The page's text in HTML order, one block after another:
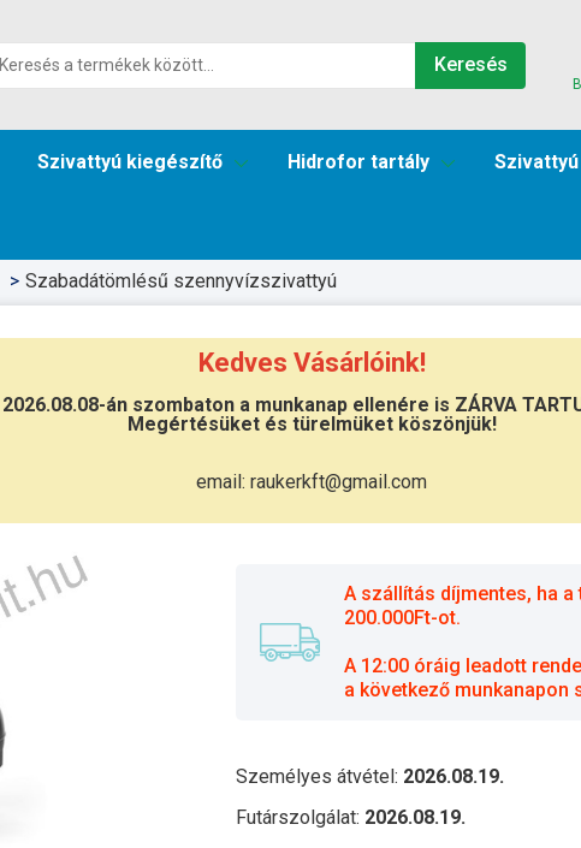
Kedves Vásárlóink!
2026.08.08-án szombaton a munkanap ellenére is ZÁRVA
Megértésüket és türelmüket köszönjük!
email: raukerkft@gmail.com
Keresés
Szivattyú kiegészítő Hidrofor tartály
Szabadátömlésű szennyvízszivattyú
Átvétel
A szállítás díjmentes, ha
200.000Ft-ot.
A 12:00 óráig leadott
a következő munkanapon
Személyes átvétel: 2026.08.19.
Futárszolgálat: 2026.08.19.